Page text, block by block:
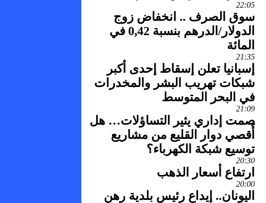
22:05
سوق الصرف .. انخفاض زوج
الدولار/الدرهم بنسبة 0,42 في
المائة
21:35
إسبانيا تعلن إسقاط إحدى أكبر
شبكات تهريب البشر والمخدرات
في البحر المتوسط
21:09
صمت إداري يثير التساؤلات… هل
أُقصي دوار القليع من مشاريع
توسيع شبكة الكهرباء؟
20:30
ارتفاع أسعار الذهب
20:00
اليونان.. إيداع رئيس بلدية رهن